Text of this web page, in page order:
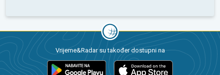
Vrijeme&Radar su također dostupni na